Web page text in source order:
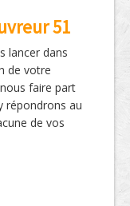
51
lancer dans
de votre
faire part
répondrons au
de vos